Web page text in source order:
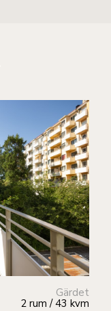
Gärdet
2 rum / 43 kvm